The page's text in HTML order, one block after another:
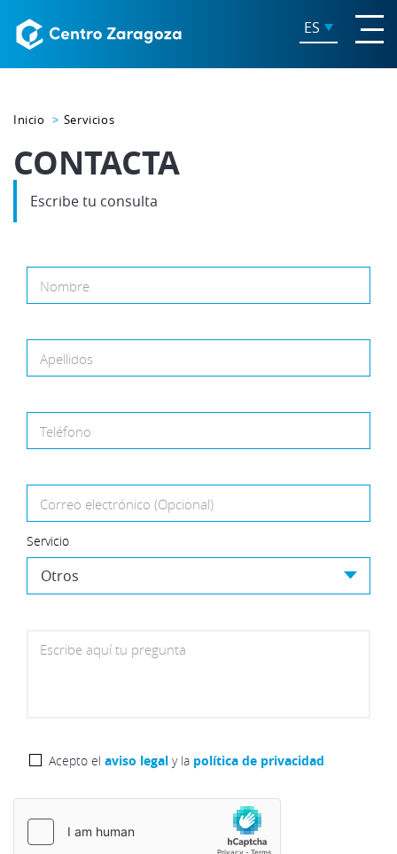
ES
Inicio Servicios
CONTACTA
Escribe tu consulta
Nombre
Apellidos
Teléfono
Correo electrónico (Opcional)
Servicio
Escribe aquí tu pregunta
Acepto el aviso legal y la política de privacidad